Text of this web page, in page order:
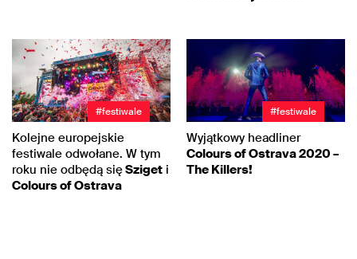
#festiwale
Kolejne europejskie
festiwale odwołane. W tym
roku nie odbędą sięSziget i
Colours of Ostrava
#festiwale
Wyjątkowy headliner
Colours of Ostrava 2020 –
The Killers!